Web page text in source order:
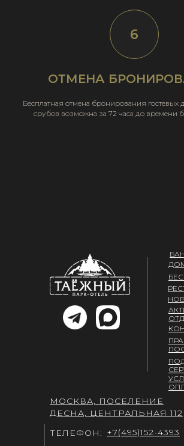
ОТМЕНА
Бесплатная отмена бронирования гостевых
срубов возможна за 72 часа до времени
МОСКВА, ПОСЕЛЕНИЕ
ДЕСНА, ЦЕНТРАЛЬНАЯ 112
ТЕЛЕФОН: +7(495)152-4393